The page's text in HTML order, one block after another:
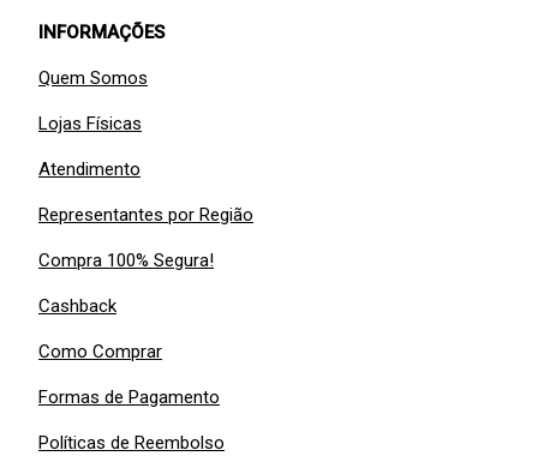
INFORMAÇÕES
Quem Somos
Lojas Físicas
Atendimento
Representantes por Região
Compra 100% Segura!
Cashback
Como Comprar
Formas de Pagamento
Políticas de Reembolso